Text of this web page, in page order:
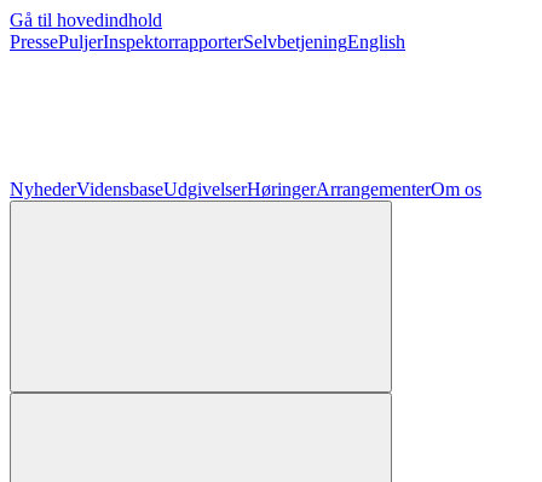
Gå til hovedindhold
PressePuljerInspektorrapporterSelvbetjeningEnglish
NyhederVidensbaseUdgivelserHøringerArrangementerOm os